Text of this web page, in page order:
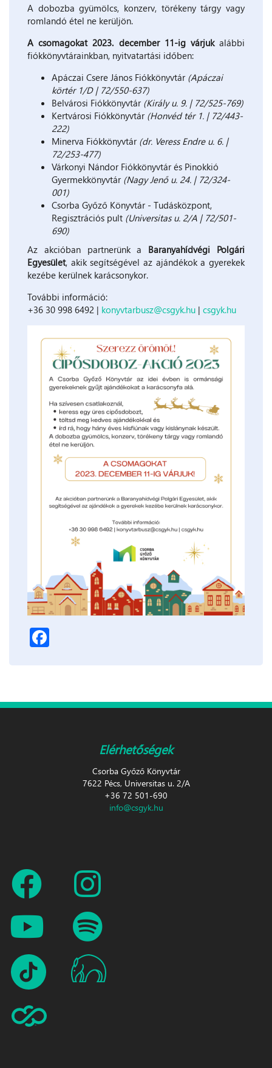
A dobozba gyümölcs, konzerv, törékeny tárgy vagy
romlandó étel ne kerüljön.
A csomagokat 2023. december 11-ig várjukalábbi
fiókkönyvtárainkban, nyitvatartási időben:
Apáczai Csere János Fiókkönyvtár (Apáczai
körtér 1/D | 72/550-637)
Belvárosi Fiókkönyvtár (Király u. 9. | 72/525-769)
Kertvárosi Fiókkönyvtár (Honvéd tér 1. | 72/443-
222)
Minerva Fiókkönyvtár (dr. Veress Endre u. 6. |
72/253-477)
Várkonyi Nándor Fiókkönyvtár és Pinokkió
Gyermekkönyvtár (Nagy Jenő u. 24. | 72/324-
001)
Csorba Győző Könyvtár - Tudásközpont,
Regisztrációs pult (Universitas u. 2/A | 72/501-
690)
Az akcióban partnerünk a Baranyahídvégi Polgári
Egyesület, akik segítségével az ajándékok a gyerekek
kezébe kerülnek karácsonykor.
További információ:
+36 30 998 6492 | konyvtarbusz@csgyk.hu | csgyk.hu
Elérhetőségek
Csorba Győző Könyvtár
7622 Pécs, Universitas u. 2/A
+36 72 501-690
info@csgyk.hu